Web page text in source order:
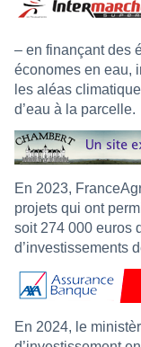
– en finançant des
économes en eau,
les aléas
d’eau à la parcelle.
En 2023,
projets qui ont
soit 274 000 euros
d’investissements
En 2024, le